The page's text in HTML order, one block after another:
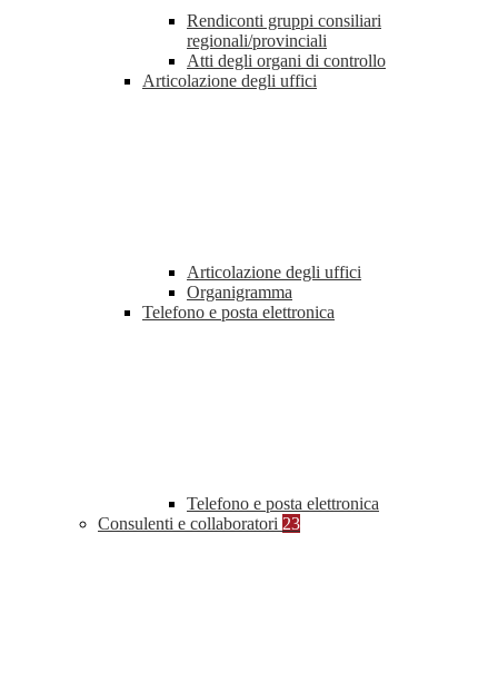
Rendiconti gruppi consiliari
regionali/provinciali
Atti degli organi di controllo
Articolazione degli uffici
Articolazione degli uffici
Organigramma
Telefono e posta elettronica
Telefono e posta elettronica
Consulenti e collaboratori 23